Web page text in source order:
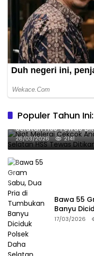
Populer Tahun Ini:
Niat Melerai Cekcok
Selatan HSS Tewas
26/03/2026 2141
Bawa 55
Banyu
17/03/2026